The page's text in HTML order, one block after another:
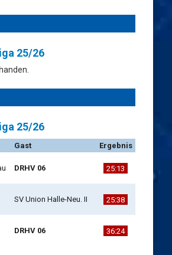
25/26
25/26
Gast
Ergebnis
DRHV 06 25:13
SV Union Halle-Neu. II 25:38
DRHV 06 36:24